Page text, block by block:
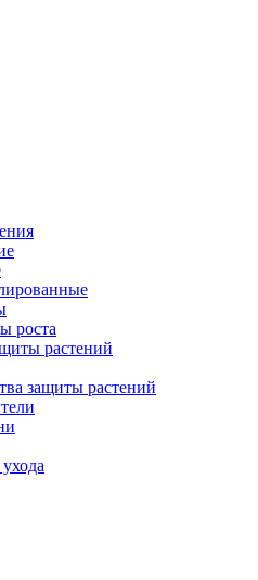
роста
растений
защиты растений